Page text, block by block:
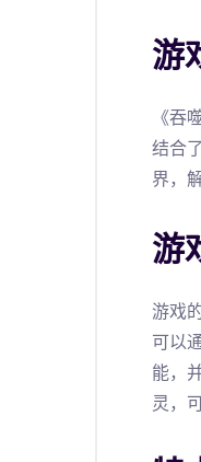
游
《吞
结合
界，
游
游戏
可以
能，
灵，